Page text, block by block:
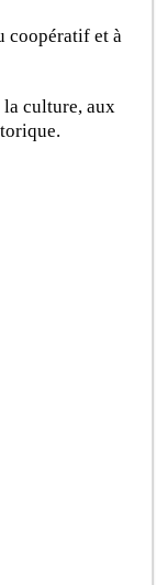
coopératif et à
la culture, aux